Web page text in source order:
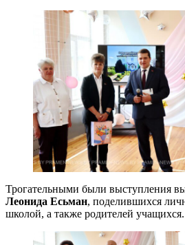
Трогательными были выступления
Леонида Есьман, поделившихся
школой, а также родителей учащихся.